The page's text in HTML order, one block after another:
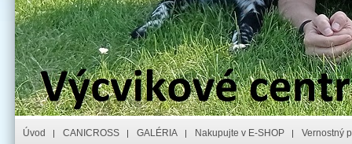
Úvod CANICROSS GALÉRIA Nakupujte v E-SHOP Vernostný